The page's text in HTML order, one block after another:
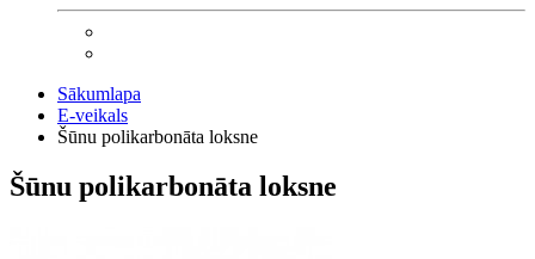
Sākumlapa
E-veikals
Šūnu polikarbonāta loksne
Šūnu polikarbonāta loksne